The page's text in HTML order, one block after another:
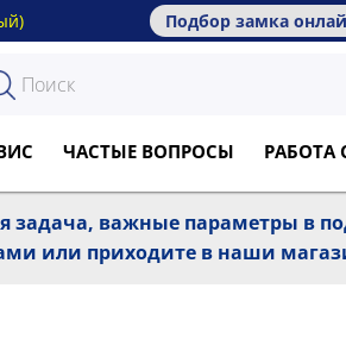
Подбор замка
ЧАСТЫЕ ВОПРОСЫ РАБОТА
задача, важные параметры в
или приходите в наши